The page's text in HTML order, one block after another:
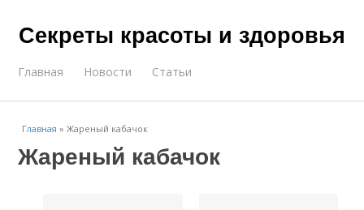
Секреты красоты и здоровья
Главная Новости Статьи
Главная »Жареный кабачок
Жареный кабачок